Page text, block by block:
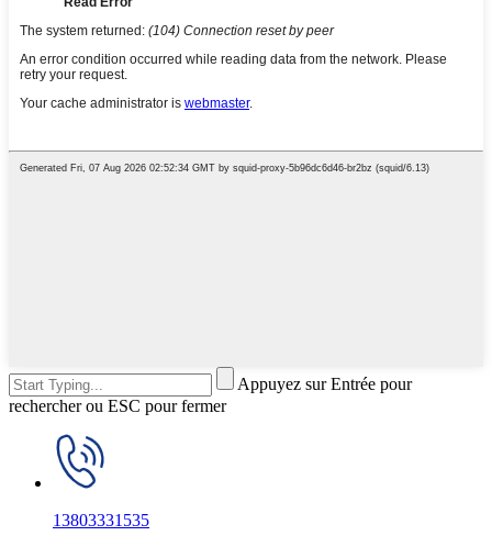
Appuyez sur Entrée pour
rechercher ou ESC pour fermer
13803331535